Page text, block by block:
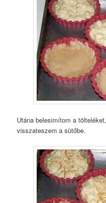
Utána belesimítom a
visszateszem a sütőbe.